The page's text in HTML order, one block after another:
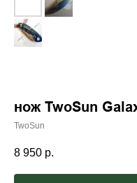
нож TwoSun
TwoSun
8 950 р.